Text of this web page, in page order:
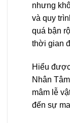
nhưng
và quy
quá bận
thời gian
Hiểu
Nhân
mâm lễ
đến sự